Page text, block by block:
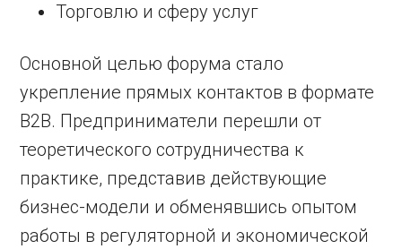
Торговлю и сферу услуг
Основной целью форума стало
укрепление прямых контактов в формате
B2B. Предприниматели перешли от
теоретического сотрудничества к
практике, представив действующие
бизнес-модели и обменявшись опытом
работы в регуляторной и экономической